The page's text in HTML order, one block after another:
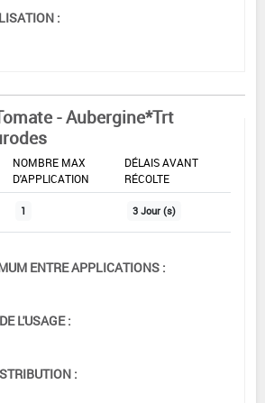
:
- Aubergine*Trt
NOMBRE MAX
D'APPLICATION
DÉLAIS AVANT
RÉCOLTE
1 3 Jour (s)
ENTRE APPLICATIONS :
L'USAGE :
: